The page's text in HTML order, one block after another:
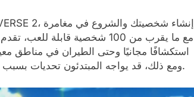
غامرة. مع ما يقرب من 100 شخصية
. ومع ذلك، قد يواجه المبتدئون تحديات بسبب الافتقار إلى البرامج التعليمية الشاملة.